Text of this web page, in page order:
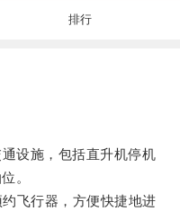
排行
设施，包括直升机停机
。
飞行器，方便快捷地进